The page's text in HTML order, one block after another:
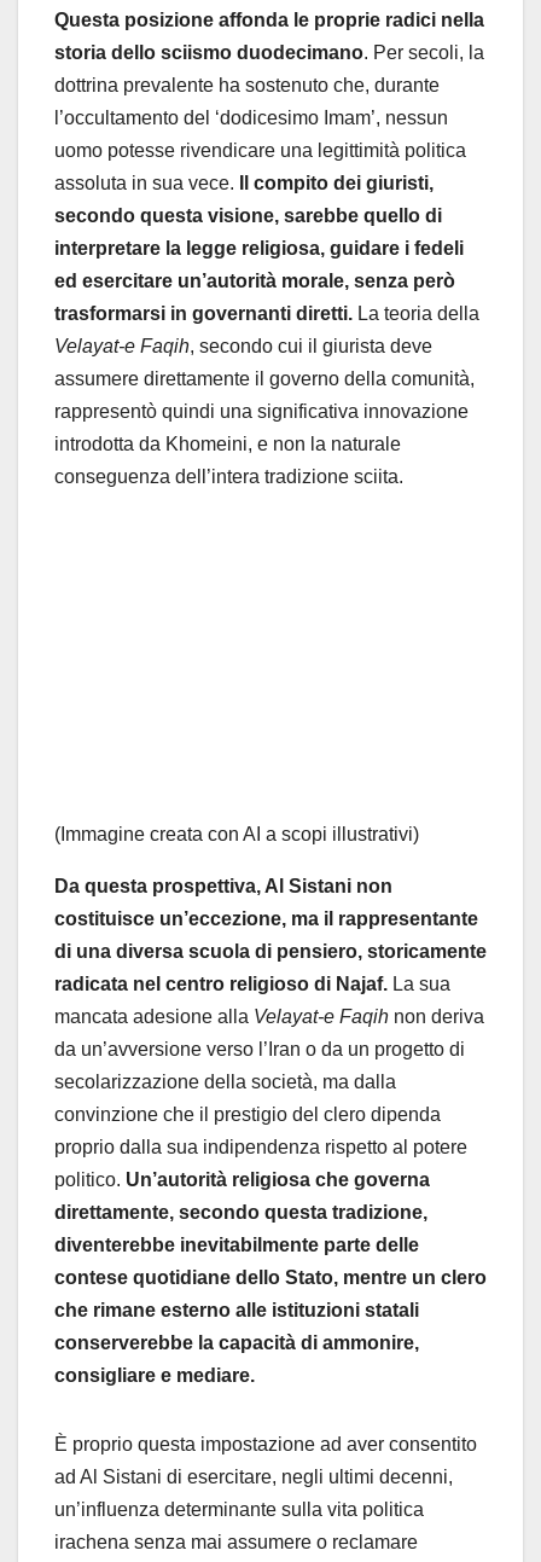
Questa posizione affonda le proprie radici nella
storia dello sciismo duodecimano. Per secoli, la
dottrina prevalente ha sostenuto che, durante
l’occultamento del ‘dodicesimo Imam’, nessun
uomo potesse rivendicare una legittimità politica
assoluta in sua vece.
Il compito dei giuristi,
secondo questa visione, sarebbe quello di
interpretare la legge religiosa, guidare i fedeli
ed esercitare un’autorità morale, senza però
trasformarsi in governanti diretti. La teoria della
Velayat-e Faqih, secondo cui il giurista deve
assumere direttamente il governo della comunità,
rappresentò quindi una significativa innovazione
introdotta da Khomeini, e non la naturale
conseguenza dell’intera tradizione sciita.
(Immagine creata con AI a scopi illustrativi)
Da questa prospettiva, Al Sistani non
costituisce un’eccezione, ma il rappresentante
di una diversa scuola di pensiero, storicamente
radicata nel centro religioso di Najaf. La sua
mancata adesione alla Velayat-e Faqih non deriva
da un’avversione verso l’Iran o da un progetto di
secolarizzazione della società, ma dalla
convinzione che il prestigio del clero dipenda
proprio dalla sua indipendenza rispetto al potere
politico. Un’autorità religiosa che governa
direttamente, secondo questa tradizione,
diventerebbe inevitabilmente parte delle
contese quotidiane dello Stato, mentre un clero
che rimane esterno alle istituzioni statali
conserverebbe la capacità di ammonire,
consigliare e mediare.
È proprio questa impostazione ad aver consentito
ad Al Sistani di esercitare, negli ultimi decenni,
un’influenza determinante sulla vita politica
irachena senza mai assumere o reclamare